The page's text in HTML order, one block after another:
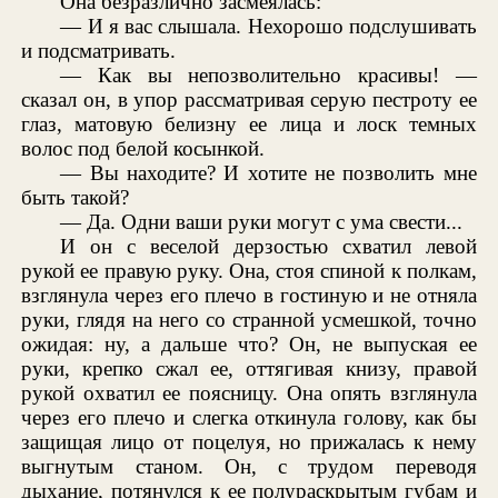
— И я вас слышала. Нехорошо подслушивать
и подсматривать.
— Как вы непозволительно красивы! —
сказал он, в упор рассматривая серую пестроту ее
глаз, матовую белизну ее лица и лоск темных
волос под белой косынкой.
— Вы находите? И хотите не позволить мне
быть такой?
— Да. Одни ваши руки могут с ума свести...
И он с веселой дерзостью схватил левой
рукой ее правую руку. Она, стоя спиной к полкам,
взглянула через его плечо в гостиную и не отняла
руки, глядя на него со странной усмешкой, точно
ожидая: ну, а дальше что? Он, не выпуская ее
руки, крепко сжал ее, оттягивая книзу, правой
рукой охватил ее поясницу. Она опять взглянула
через его плечо и слегка откинула голову, как бы
защищая лицо от поцелуя, но прижалась к нему
выгнутым станом. Он, с трудом переводя
дыхание, потянулся к ее полураскрытым губам и